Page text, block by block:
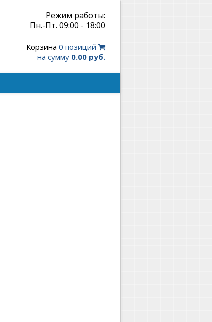
Режим работы:
Пн.-Пт. 09:00 - 18:00
Корзина 0 позиций
на сумму 0.00 руб.